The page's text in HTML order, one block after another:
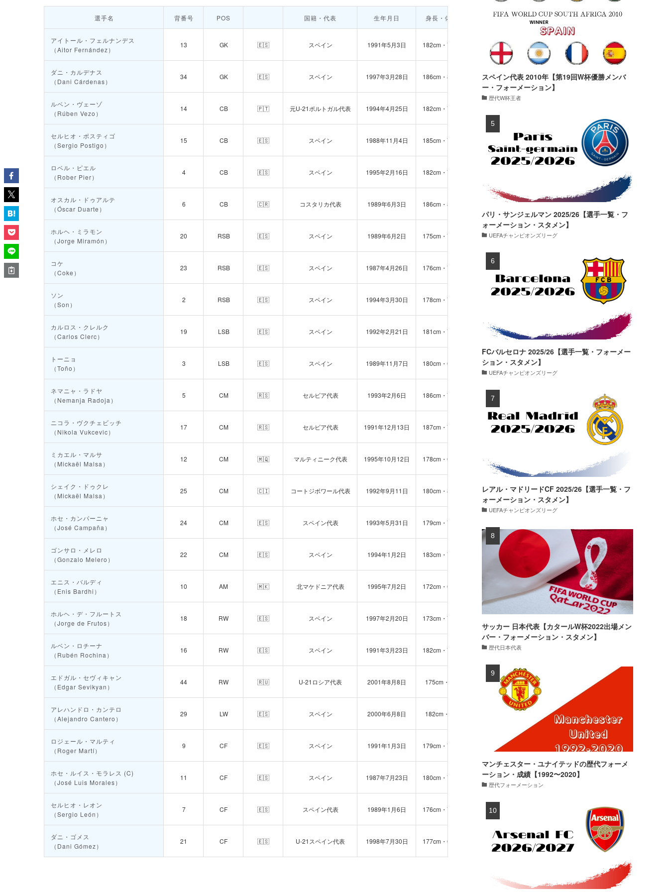
選手名 背番号 POS 国籍・代表 生年月日 身長・体重 シーズン成績 備考
アイトール・フェルナンデス
（Aitor Fernández）
13 GK 🇪🇸 スペイン 1991年5月3日 182cm・78kg 29試合・0得点
ダニ・カルデナス
（Dani Cárdenas）
34 GK 🇪🇸 スペイン 1997年3月28日 186cm・80kg 8試合・0得点
ルベン・ヴェーゾ
（Rúben Vezo）
14 CB 🇵🇹 元U-21ポルトガル代表 1994年4月25日 182cm・76kg
セルヒオ・ポスティゴ
（Sergio Postigo）
15 CB 🇪🇸 スペイン 1988年11月4日 185cm・78kg 22試合・0得点
ロベル・ピエル
（Rober Pier）
4 CB 🇪🇸 スペイン 1995年2月16日 182cm・74kg
オスカル・ドゥアルテ
（Óscar Duarte）
6 CB 🇨🇷 コスタリカ代表 1989年6月3日 186cm・81kg 29試合・1得点
ホルヘ・ミラモン
（Jorge Miramón）
20 RSB 🇪🇸 スペイン 1989年6月2日 175cm・74kg 26試合・0得点
コケ
（Coke）
23 RSB 🇪🇸 スペイン 1987年4月26日 176cm・70kg
ソン
（Son）
2 RSB 🇪🇸 スペイン 1994年3月30日 178cm・72kg
カルロス・クレルク
（Carlos Clerc）
19 LSB 🇪🇸 スペイン 1992年2月21日 181cm・72kg 35試合・0得点
トーニョ
（Toño）
3 LSB 🇪🇸 スペイン 1989年11月7日 180cm・69kg 12試合・0得点
ネマニャ・ラドヤ
（Nemanja Radoja）
5 CM 🇷🇸 セルビア代表 1993年2月6日 186cm・78kg 21試合・0得点
ニコラ・ヴクチェビッチ
（Nikola Vukcevic）
17 CM 🇷🇸 セルビア代表 1991年12月13日 187cm・78kg 13試合・0得点
ミカエル・マルサ
（Mickaël Malsa）
12 CM 🇲🇶 マルティニーク代表 1995年10月12日 178cm・69kg 35試合・1得点
シェイク・ドゥクレ
（Mickaël Malsa）
25 CM 🇨🇮 コートジボワール代表 1992年9月11日 180cm・82kg 7試合・0得点 復帰
ホセ・カンパーニャ
（José Campaña）
24 CM 🇪🇸 スペイン代表 1993年5月31日 179cm・70kg
ゴンサロ・メレロ
（Gonzalo Melero）
22 CM 🇪🇸 スペイン 1994年1月2日 183cm・77kg 29試合・7得点
エニス・バルディ
（Enis Bardhi）
10 AM 🇲🇰 北マケドニア代表 1995年7月2日 172cm・64kg
ホルヘ・デ・フルートス
（Jorge de Frutos）
18 RW 🇪🇸 スペイン 1997年2月20日 173cm・71kg
ルベン・ロチーナ
（Rubén Rochina）
16 RW 🇪🇸 スペイン 1991年3月23日 182cm・76kg 25試合・0得点
エドガル・セヴィキャン
（Edgar Sevikyan）
44 RW 🇷🇺 U-21ロシア代表 2001年8月8日 175cm・-kg 1試合・0得点
アレハンドロ・カンテロ
（Alejandro Cantero）
29 LW 🇪🇸 スペイン 2000年6月8日 182cm・-kg
ロジェール・マルティ
（Roger Martí）
9 CF 🇪🇸 スペイン 1991年1月3日 179cm・74kg 33試合・12得点
ホセ・ルイス・モラレス (C)
（José Luis Morales）
11 CF 🇪🇸 スペイン 1987年7月23日 180cm・70kg 38試合・13得点
セルヒオ・レオン
（Sergio León）
7 CF 🇪🇸 スペイン代表 1989年1月6日 176cm・73kg 28試合・2得点
ダニ・ゴメス
（Dani Gómez）
21 CF 🇪🇸 U-21スペイン代表 1998年7月30日 177cm・69kg 34試合・2得点 新加入
スペイン代表 2010年【第19回W杯優勝メンバ
ー・フォーメーション】
歴代W杯王者
パリ・サンジェルマン 2025/26【選手一覧・フ
ォーメーション・スタメン】
UEFAチャンピオンズリーグ
FCバルセロナ 2025/26【選手一覧・フォーメー
ション・スタメン】
UEFAチャンピオンズリーグ
レアル・マドリードCF 2025/26【選手一覧・フ
ォーメーション・スタメン】
UEFAチャンピオンズリーグ
サッカー 日本代表【カタールW杯2022出場メン
バー・フォーメーション・スタメン】
歴代日本代表
マンチェスター・ユナイテッドの歴代フォーメ
ーション・成績【1992〜2020】
歴代フォーメーション